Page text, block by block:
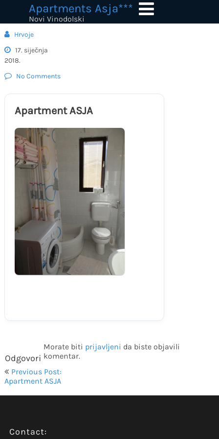
content
Apartments Asja***
Novi Vinodolski
Hrvoje
17. siječnja
2018.
No Comments
Apartment ASJA
Odgovori
Morate biti prijavljeni da biste objavili
komentar.
Navigacija
objava
Previous Post:
Apartment ASJA
Contact: